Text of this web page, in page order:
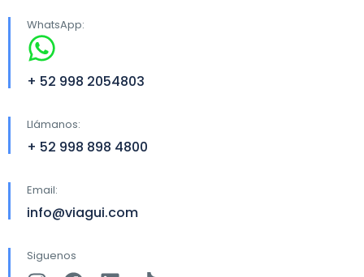
WhatsApp:
+ 52 998 2054803
Llámanos:
+ 52 998 898 4800
Email:
info@viagui.com
Siguenos